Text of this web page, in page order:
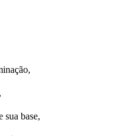
sua base,